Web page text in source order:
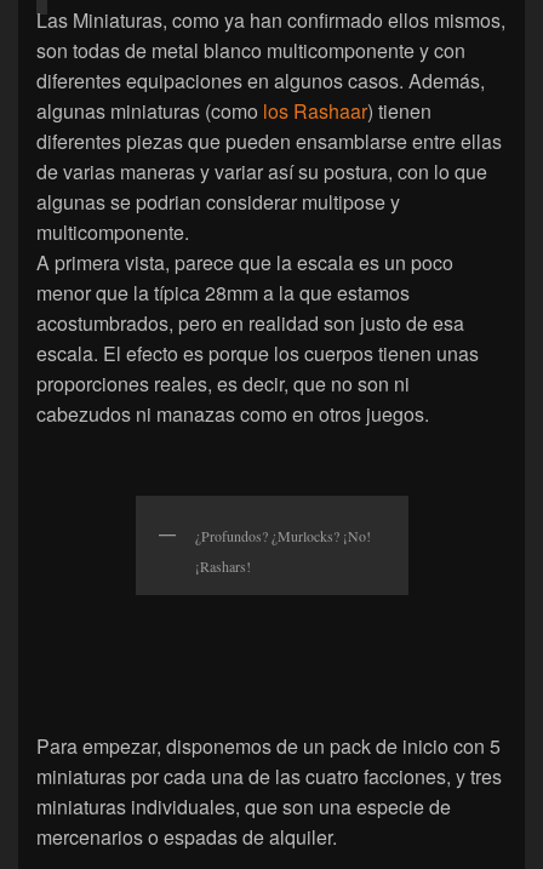
Las Miniaturas, como ya han confirmado ellos mismos,
son todas de metal blanco multicomponente y con
diferentes equipaciones en algunos casos. Además,
algunas miniaturas (como los Rashaar) tienen
diferentes piezas que pueden ensamblarse entre ellas
de varias maneras y variar así su postura, con lo que
algunas se podrian considerar multipose y
multicomponente.
A primera vista, parece que la escala es un poco
menor que la típica 28mm a la que estamos
acostumbrados, pero en realidad son justo de esa
escala. El efecto es porque los cuerpos tienen unas
proporciones reales, es decir, que no son ni
cabezudos ni manazas como en otros juegos.
¿Profundos? ¿Murlocks? ¡No!
¡Rashars!
Para empezar, disponemos de un pack de inicio con 5
miniaturas por cada una de las cuatro facciones, y tres
miniaturas individuales, que son una especie de
mercenarios o espadas de alquiler.